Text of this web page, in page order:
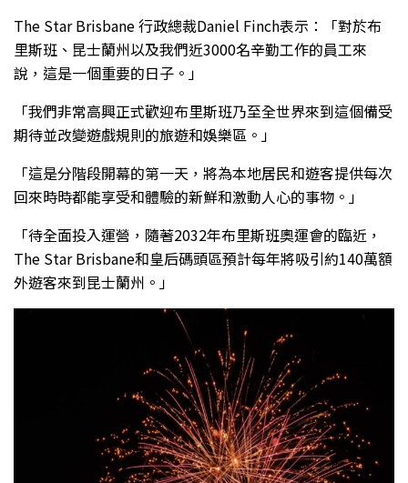
The Star Brisbane 行政總裁Daniel Finch表示：「對於布
里斯班、昆士蘭州以及我們近3000名辛勤工作的員工來
說，這是一個重要的日子。」
「我們非常高興正式歡迎布里斯班乃至全世界來到這個備受
期待並改變遊戲規則的旅遊和娛樂區。」
「這是分階段開幕的第一天，將為本地居民和遊客提供每次
回來時時都能享受和體驗的新鮮和激動人心的事物。」
「待全面投入運營，隨著2032年布里斯班奧運會的臨近，
The Star Brisbane和皇后碼頭區預計每年將吸引約140萬額
外遊客來到昆士蘭州。」